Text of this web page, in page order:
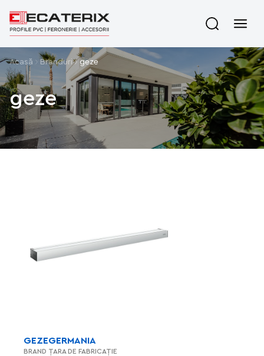
Acasă Branduri geze
geze
GEZE
BRAND
GERMANIA
ȚARA DE FABRICAȚIE